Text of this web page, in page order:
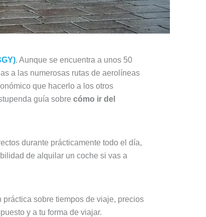
. Aunque se encuentra a unos 50
a las numerosas rutas de aerolíneas
que hacerlo a los otros
guía sobre cómo ir del
durante prácticamente todo el día,
de alquilar un coche si vas a
sobre tiempos de viaje, precios
y a tu forma de viajar.